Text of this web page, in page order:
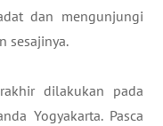
dan mengunjungi
sesajinya.
dilakukan pada
Yogyakarta. Pasca